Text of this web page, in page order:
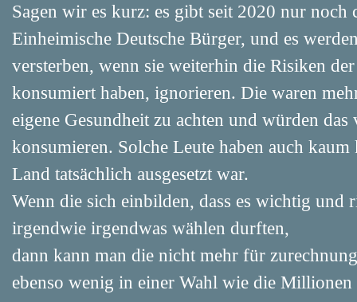
Sagen wir es kurz: es gibt seit 2020 nur
Einheimische Deutsche Bürger, und es
versterben, wenn sie weiterhin die Risiken
konsumiert haben, ignorieren. Die waren
eigene Gesundheit zu achten und würden
konsumieren. Solche Leute haben auch
Land tatsächlich ausgesetzt war.
Wenn die sich einbilden, dass es wichtig und
irgendwie irgendwas wählen durften,
dann kann man die nicht mehr für
ebenso wenig in einer Wahl wie die